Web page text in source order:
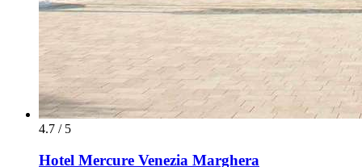
4.7 / 5
Hotel Mercure Venezia Marghera